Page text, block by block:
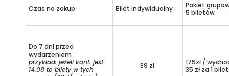
Czas na zakup Bilet indywidualny
Pakiet
5 biletów
Do 7 dni przed
wydarzeniem
przykład: jeżeli konf. jest
14.08 to bilety w tych
39 zł
175zł /
35 zł za 1 bilet